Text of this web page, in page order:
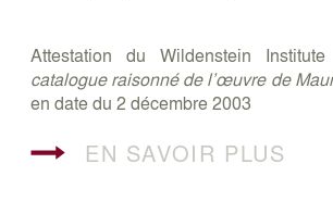
Attestation du Wildenstein
catalogue raisonné de l’œuvre de
en date du 2 décembre 2003
EN SAVOIR PLUS